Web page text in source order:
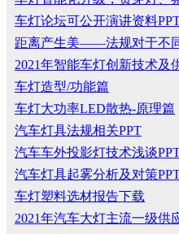
车灯论坛可公开演讲资料
距离产生美——法规对于不
2021年智能车灯创新技术及
车灯造型/功能篇
车灯大功率LED散热-原理篇
汽车灯具法规相关PPT
汽车车外投影灯技术浅谈
汽车灯具起雾分析及对策
车灯塑料选材报告下载
2021年汽车大灯主流一级供